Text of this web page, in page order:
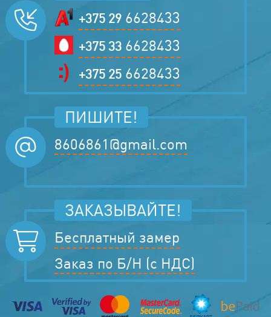
+375 296628433
+375 336628433
+375 256628433
ПИШИТЕ!
8606861@gmail.com
ЗАКАЗЫВАЙТЕ!
Бесплатный замер
Заказ по Б/Н (с НДС)